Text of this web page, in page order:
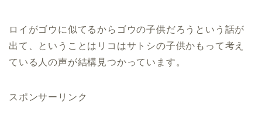
ロイがゴウに似てるからゴウの子供だろうという話が
出て、ということはリコはサトシの子供かもって考え
ている人の声が結構見つかっています。
スポンサーリンク